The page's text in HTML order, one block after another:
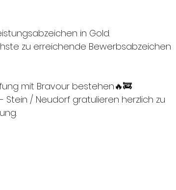
in Gold.
zu erreichende Bewerbsabzeichen
mit Bravour bestehen🔥🚒
Stein / Neudorf gratulieren herzlich zu